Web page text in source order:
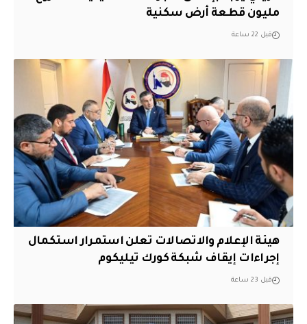
مليون قطعة أرض سكنية
قبل 22 ساعة
هيئة الإعلام والاتصالات تعلن استمرار استكمال
إجراءات إيقاف شبكة كورك تيليكوم
قبل 23 ساعة